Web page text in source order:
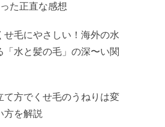
た正直な感想
せ毛にやさしい！海外の水
「水と髪の毛」の深〜い関
て方でくせ毛のうねりは変
方を解説